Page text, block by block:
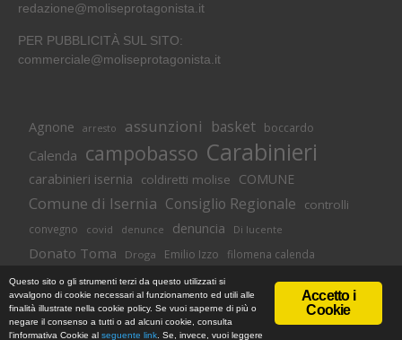
redazione@moliseprotagonista.it
PER PUBBLICITÀ SUL SITO:
commerciale@moliseprotagonista.it
Agnone arresto assunzioni basket boccardo
Calenda campobasso Carabinieri
carabinieri isernia coldiretti molise COMUNE
Comune di Isernia Consiglio Regionale controlli
convegno covid denunce denuncia Di lucente
Donato Toma Droga Emilio Izzo filomena calenda
Isernia lavoro M5S magnolia molise
neuromed Occupazione polizia polizia di stato
Pozzilli presidente toma regione
© Copyright 2018 -
MoliseProtagonista | Web Agency
Informativa Cookie |Privacy Policy
Accetto i
Cookie
Questo sito o gli strumenti terzi da questo utilizzati si
avvalgono di cookie necessari al funzionamento ed utili alle
finalità illustrate nella cookie policy. Se vuoi saperne di più o
negare il consenso a tutti o ad alcuni cookie, consulta
l'informativa Cookie al seguente link . Se, invece, vuoi leggere